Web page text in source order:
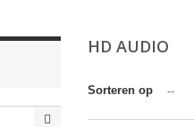
HD AUDIO
Sorteren op --